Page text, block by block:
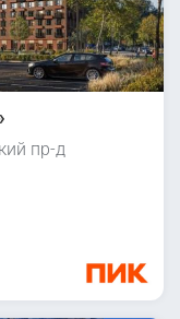
пр-д